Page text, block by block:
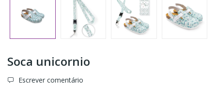
Soca unicornio
Escrever comentário